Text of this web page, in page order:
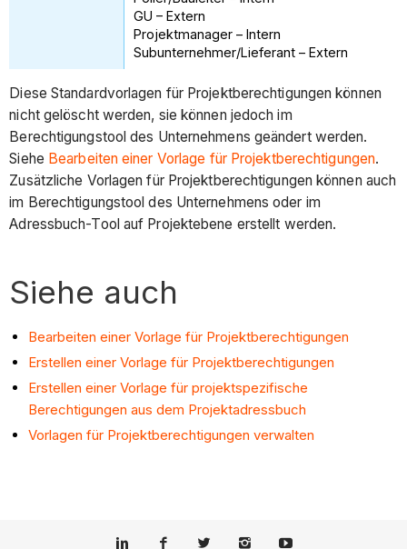
GU – Extern
Projektmanager – Intern
Subunternehmer/Lieferant – Extern
Diese Standardvorlagen für Projektberechtigungen können
nicht gelöscht werden, sie können jedoch im
Berechtigungstool des Unternehmens geändert werden.
Siehe Bearbeiten einer Vorlage für Projektberechtigungen.
Zusätzliche Vorlagen für Projektberechtigungen können auch
im Berechtigungstool des Unternehmens oder im
Adressbuch-Tool auf Projektebene erstellt werden.
Siehe auch
Bearbeiten einer Vorlage für Projektberechtigungen
Erstellen einer Vorlage für Projektberechtigungen
Erstellen einer Vorlage für projektspezifische
Berechtigungen aus dem Projektadressbuch
Vorlagen für Projektberechtigungen verwalten